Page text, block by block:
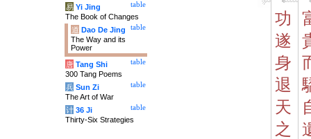
功
遂
身
退
天
之
table
易 Yi Jing
The Book of Changes
table
道 Dao De Jing
The Way and its
Power
table
唐 Tang Shi
300 Tang Poems
table
兵 Sun Zi
The Art of War
table
计 36 Ji
Thirty-Six Strategies